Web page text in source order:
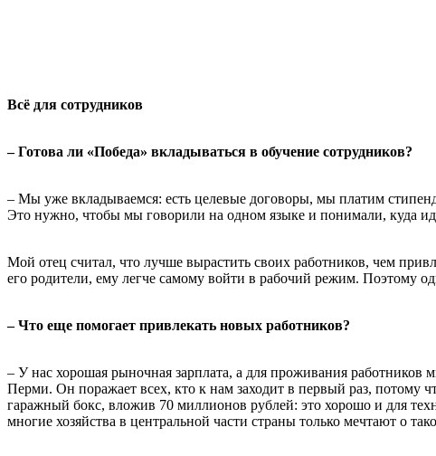
Всё для сотрудников
– Готова ли «Победа» вкладываться в обучение сотрудников?
– Мы уже вкладываемся: есть целевые договоры, мы платим
Это нужно, чтобы мы говорили на одном языке и понимали, куда
Мой отец считал, что лучше вырастить своих работников, чем
его родители, ему легче самому войти в рабочий режим. Поэтому
– Что еще помогает привлекать новых работников?
– У нас хорошая рыночная зарплата, а для проживания
Перми. Он поражает всех, кто к нам заходит в первый раз,
гаражный бокс, вложив 70 миллионов рублей: это хорошо и для
многие хозяйства в центральной части страны только мечтают о